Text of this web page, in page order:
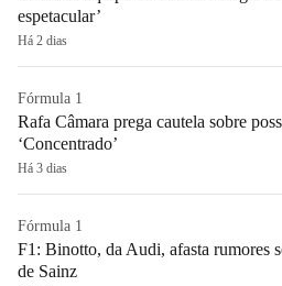
espetacular’
Há 2 dias
Fórmula 1
Rafa Câmara prega cautela sobre
‘Concentrado’
Há 3 dias
Fórmula 1
F1: Binotto, da Audi, afasta rumores
de Sainz